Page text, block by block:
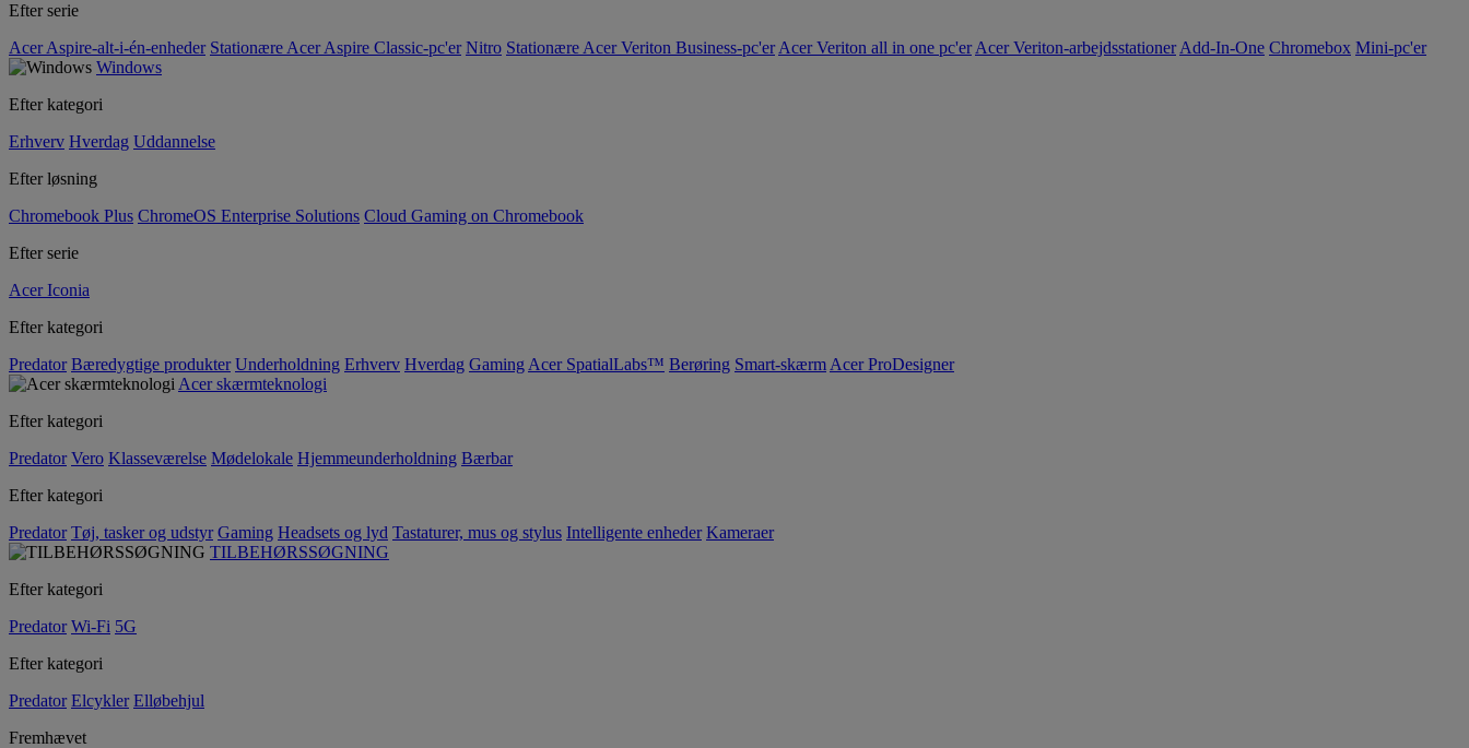
Efter serie
Acer Aspire-alt-i-én-enheder Stationære Acer Aspire Classic-pc'er Nitro Stationære Acer Veriton Business-pc'er Acer Veriton all in one pc'er Acer Veriton-arbejdsstationer Add-In-One Chromebox Mini-pc'er
Windows
Efter kategori
Erhverv Hverdag Uddannelse
Efter løsning
Chromebook Plus ChromeOS Enterprise Solutions Cloud Gaming on Chromebook
Efter serie
Acer Iconia
Efter kategori
Predator Bæredygtige produkter Underholdning Erhverv Hverdag Gaming Acer SpatialLabs™ Berøring Smart-skærm Acer ProDesigner
Acer skærmteknologi
Efter kategori
Predator Vero Klasseværelse Mødelokale Hjemmeunderholdning Bærbar
Efter kategori
Predator Tøj, tasker og udstyr Gaming Headsets og lyd Tastaturer, mus og stylus Intelligente enheder Kameraer
TILBEHØRSSØGNING
Efter kategori
Predator Wi-Fi 5G
Efter kategori
Predator Elcykler Elløbehjul
Fremhævet